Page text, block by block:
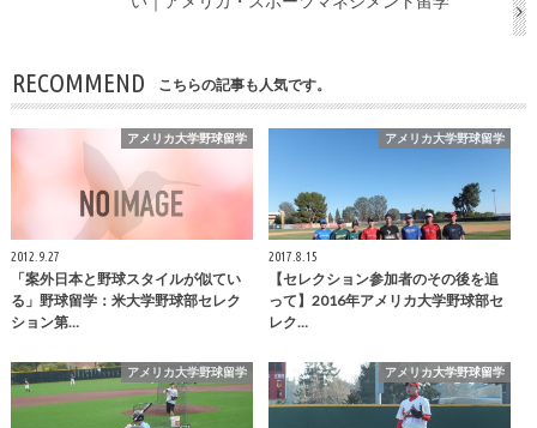
RECOMMEND こちらの記事も人気です。
アメリカ大学野球留学
2012.9.27
「案外日本と野球スタイルが似てい
る」野球留学：米大学野球部セレク
ション第…
アメリカ大学野球留学
2017.8.15
【セレクション参加者のその後を追
って】2016年アメリカ大学野球部セ
レク…
アメリカ大学野球留学 アメリカ大学野球留学